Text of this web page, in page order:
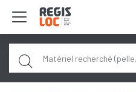
Panneau de gestion des cookies